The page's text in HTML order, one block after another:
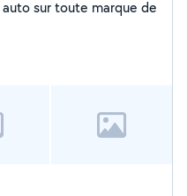
sur toute marque de